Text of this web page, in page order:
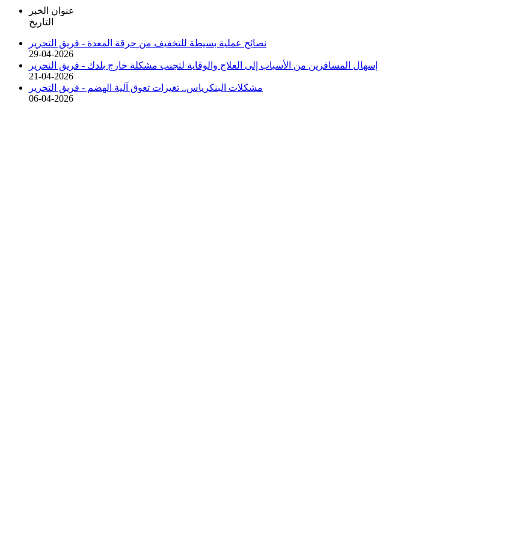
عنوان الخبر
التاريخ
نصائح عملية بسيطة للتخفيف من حرقة المعدة - فريق التحرير
29-04-2026
إسهال المسافرين من الأسباب إلى العلاج والوقاية لتجنب مشكلة خارج بلدك - فريق التحرير
21-04-2026
مشكلات البنكرياس.. تغيرات تعوق آلية الهضم - فريق التحرير
06-04-2026